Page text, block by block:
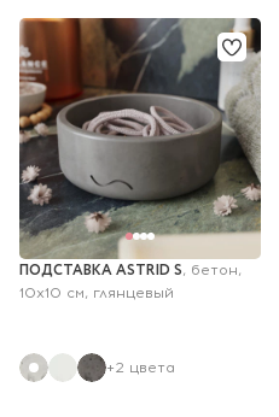
ПОДСТАВКА ASTRID S, бетон,
10x10 см, глянцевый
+2 цвета